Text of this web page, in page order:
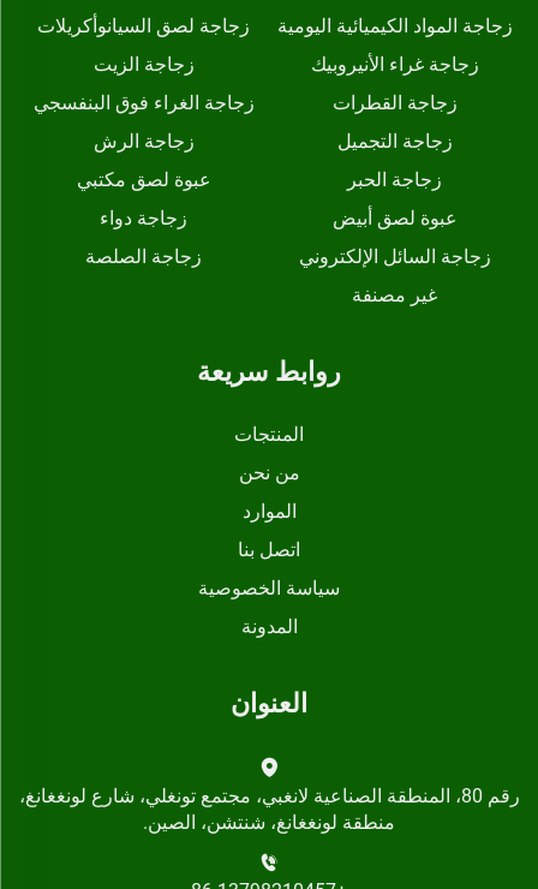
زجاجة المواد الكيميائية اليومية
زجاجة لصق السيانوأكريلات
زجاجة غراء الأنيروبيك
زجاجة الزيت
زجاجة القطرات
زجاجة الغراء فوق البنفسجي
زجاجة التجميل
زجاجة الرش
زجاجة الحبر
عبوة لصق مكتبي
عبوة لصق أبيض
زجاجة دواء
زجاجة السائل الإلكتروني
زجاجة الصلصة
غير مصنفة
روابط سريعة
المنتجات
من نحن
الموارد
اتصل بنا
سياسة الخصوصية
المدونة
العنوان
رقم 80، المنطقة الصناعية لانغبي، مجتمع تونغلي، شارع لونغغانغ،
منطقة لونغغانغ، شنتشن، الصين.